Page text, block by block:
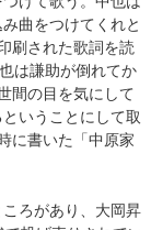
曲をつけてくれと
刷された歌詞を読
は謙助が倒れてか
間の目を気にして
いうことにして取
に書いた「中原家
ころがあり、大岡昇